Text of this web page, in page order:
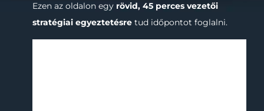
Ezen az oldalon egy rövid, 45 perces vezetői
stratégiai egyeztetésre tud időpontot foglalni.